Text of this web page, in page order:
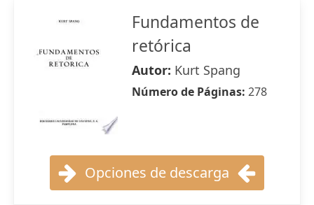
Fundamentos de
retórica
Autor: Kurt Spang
Número de Páginas: 278
Opciones de descarga